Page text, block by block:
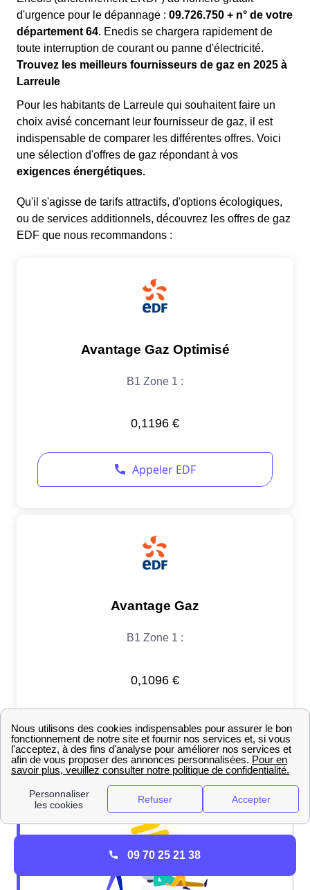
d'urgence pour le dépannage : 09.726.750 + n° de votre
département 64. Enedis se chargera rapidement de
toute interruption de courant ou panne d'électricité.
Trouvez les meilleurs fournisseurs de gaz en 2025 à
Larreule
Pour les habitants de Larreule qui souhaitent faire un
choix avisé concernant leur fournisseur de gaz, il est
indispensable de comparer les différentes offres. Voici
une sélection d'offres de gaz répondant à vos
exigences énergétiques.
Qu'il s'agisse de tarifs attractifs, d'options écologiques,
ou de services additionnels, découvrez les offres de gaz
EDF que nous recommandons :
09 70 25 21 38